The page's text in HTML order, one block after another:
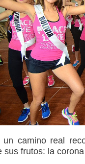
un camino real
sus frutos: la